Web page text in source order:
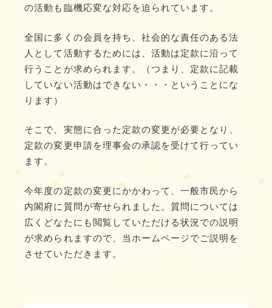
の活動も臨機応変な対応を迫られています。
全国に多くの会員を持ち、社会的な責任のある法
人として活動するためには、活動は定款に沿って
行うことが求められます。（つまり、定款に記載
していない活動はできない・・・ということにな
ります）
そこで、実態に合った定款の変更が必要となり、
定款の変更申請を理事会の承認を受けて行ってい
ます。
今年度の定款の変更にかかわって、一般市民から
内閣府に質問が寄せられました。質問については
広くどなたにも閲覧していただける状況での説明
が求められますので、当ホームページでご説明を
させていただきます。